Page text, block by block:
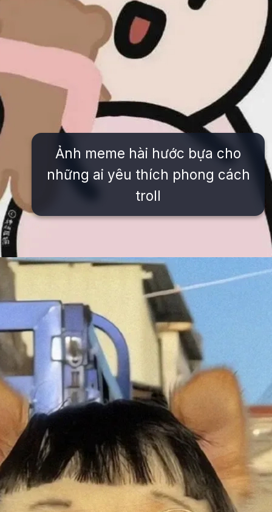
Ảnh meme hài hước bựa cho
những ai yêu thích phong cách
troll
https://issiloo.edu.vn/avatar-meme